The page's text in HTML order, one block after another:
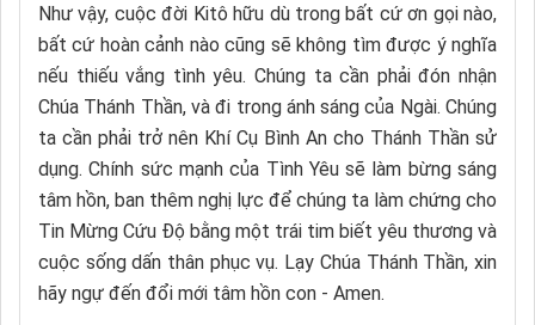
Như vậy, cuộc đời Kitô hữu dù trong bất cứ ơn gọi nào,
bất cứ hoàn cảnh nào cũng sẽ không tìm được ý nghĩa
nếu thiếu vắng tình yêu. Chúng ta cần phải đón nhận
Chúa Thánh Thần, và đi trong ánh sáng của Ngài. Chúng
ta cần phải trở nên Khí Cụ Bình An cho Thánh Thần sử
dụng. Chính sức mạnh của Tình Yêu sẽ làm bừng sáng
tâm hồn, ban thêm nghị lực để chúng ta làm chứng cho
Tin Mừng Cứu Độ bằng một trái tim biết yêu thương và
cuộc sống dấn thân phục vụ. Lạy Chúa Thánh Thần, xin
hãy ngự đến đổi mới tâm hồn con - Amen.